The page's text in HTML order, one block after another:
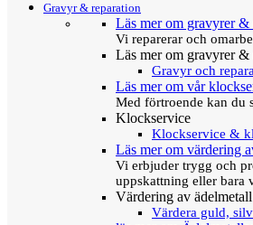
Gravyr & reparation
Läs mer om gravyrer &
Vi reparerar och
Läs mer om gravyrer &
Gravyr och
Läs mer om vår
Med förtroende kan du
Klockservice
Klockservice &
Läs mer om värdering
Vi erbjuder trygg och
uppskattning eller bara
Värdering av ädelmetall
Värdera guld,